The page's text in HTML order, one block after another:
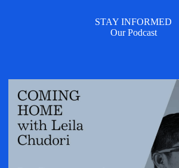
STAY INFORMED
Our Podcast